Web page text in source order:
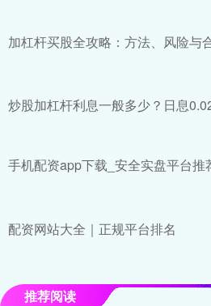
加杠杆买股全攻略：方法、风险与
炒股加杠杆利息一般多少？日息
手机配资app下载_安全实盘平台推
配资网站大全｜正规平台排名
推荐阅读